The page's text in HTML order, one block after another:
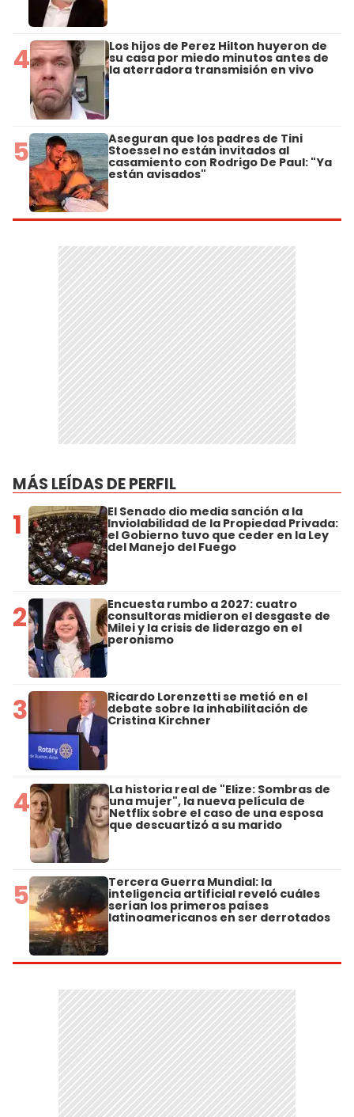
4 Los hijos de Perez Hilton huyeron de
su casa por miedo minutos antes de
la aterradora transmisión en vivo
5 Aseguran que los padres de Tini
Stoessel no están invitados al
casamiento con Rodrigo De Paul: "Ya
están avisados"
MÁS LEÍDAS DE PERFIL
1 El Senado dio media sanción a la
Inviolabilidad de la Propiedad Privada:
el Gobierno tuvo que ceder en la Ley
del Manejo del Fuego
2 Encuesta rumbo a 2027: cuatro
consultoras midieron el desgaste de
Milei y la crisis de liderazgo en el
peronismo
3 Ricardo Lorenzetti se metió en el
debate sobre la inhabilitación de
Cristina Kirchner
4 La historia real de "Elize: Sombras de
una mujer", la nueva película de
Netflix sobre el caso de una esposa
que descuartizó a su marido
5 Tercera Guerra Mundial: la
inteligencia artificial reveló cuáles
serían los primeros países
latinoamericanos en ser derrotados